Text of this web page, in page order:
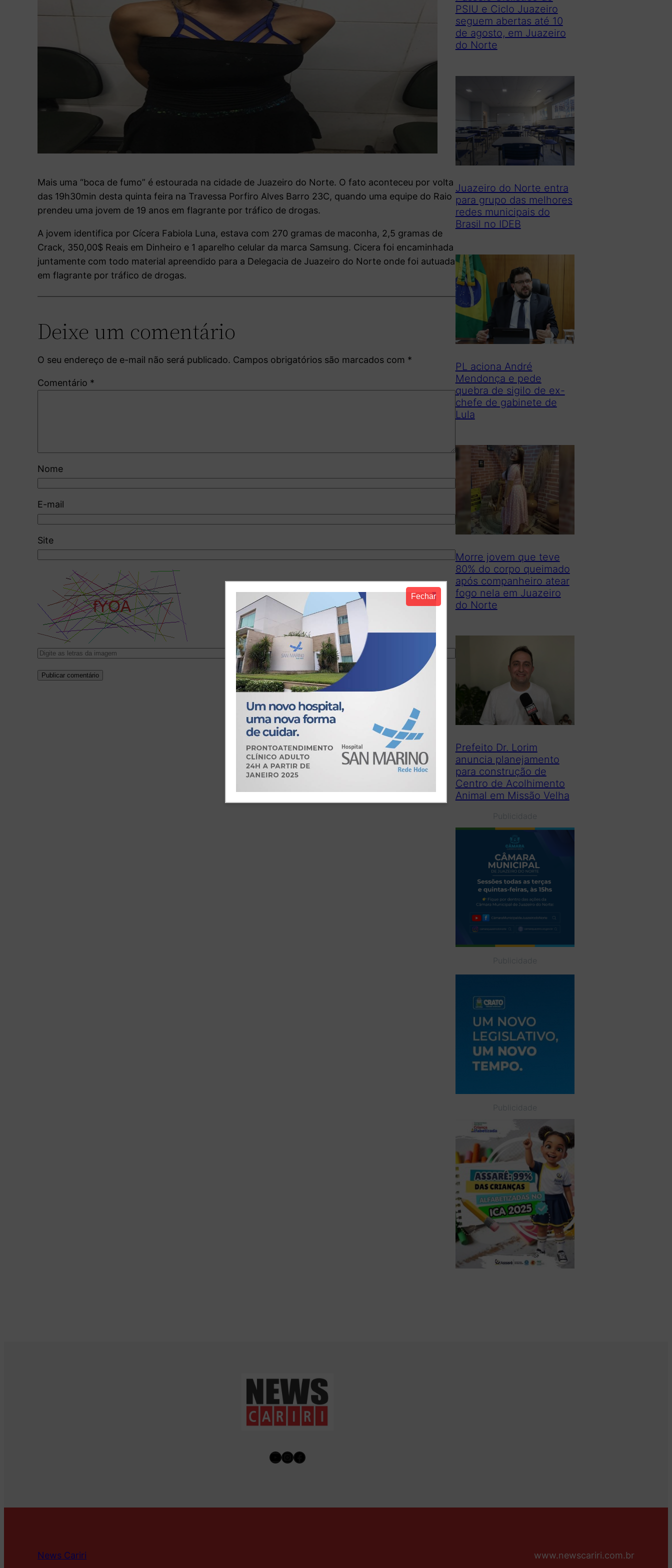
Fechar
Mais uma “boca de fumo” é estourada na cidade de Juazeiro do Norte. O fato aconteceu por volta
das 19h30min desta quinta feira na Travessa Porfiro Alves Barro 23C, quando uma equipe do Raio
prendeu uma jovem de 19 anos em flagrante por tráfico de drogas.
A jovem identifica por Cícera Fabiola Luna, estava com 270 gramas de maconha, 2,5 gramas de
Crack, 350,00$ Reais em Dinheiro e 1 aparelho celular da marca Samsung. Cicera foi encaminhada
juntamente com todo material apreendido para a Delegacia de Juazeiro do Norte onde foi autuada
em flagrante por tráfico de drogas.
Deixe um comentário
O seu endereço de e-mail não será publicado. Campos obrigatórios são marcados com *
Comentário *
Nome
E-mail
Site
PSIU e Ciclo Juazeiro
seguem abertas até 10
de agosto, em Juazeiro
do Norte
Juazeiro do Norte entra
para grupo das melhores
redes municipais do
Brasil no IDEB
PL aciona André
Mendonça e pede
quebra de sigilo de ex-
chefe de gabinete de
Lula
Morre jovem que teve
80% do corpo queimado
após companheiro atear
fogo nela em Juazeiro
do Norte
Prefeito Dr. Lorim
anuncia planejamento
para construção de
Centro de Acolhimento
Animal em Missão Velha
Publicidade
Publicidade
Publicidade
Youtube
Instagram
Facebook
News Cariri www.newscariri.com.br